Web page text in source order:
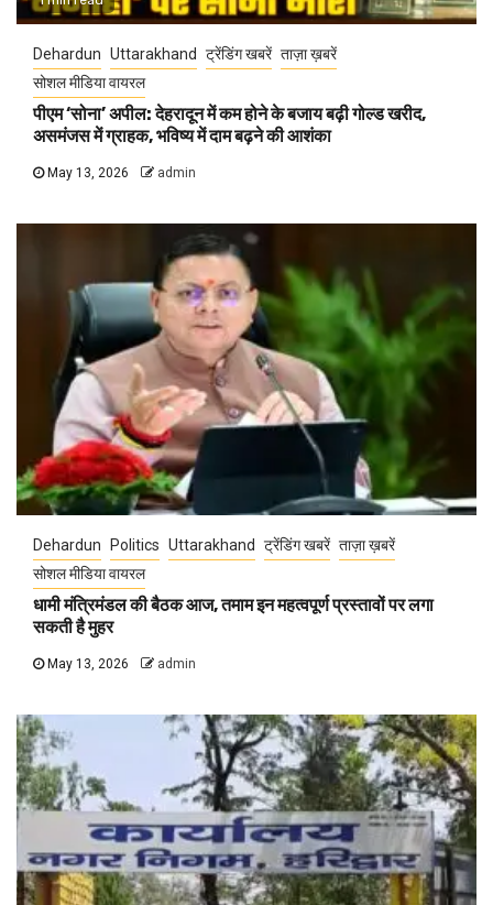
Dehardun Uttarakhand ट्रेंडिंग खबरें ताज़ा ख़बरें
सोशल मीडिया वायरल
पीएम ‘सोना’ अपील: देहरादून में कम होने के बजाय बढ़ी गोल्ड खरीद,
असमंजस में ग्राहक, भविष्य में दाम बढ़ने की आशंका
May 13, 2026 admin
Dehardun Politics Uttarakhand ट्रेंडिंग खबरें ताज़ा ख़बरें
सोशल मीडिया वायरल
धामी मंत्रिमंडल की बैठक आज, तमाम इन महत्वपूर्ण प्रस्तावों पर लगा
सकती है मुहर
May 13, 2026 admin